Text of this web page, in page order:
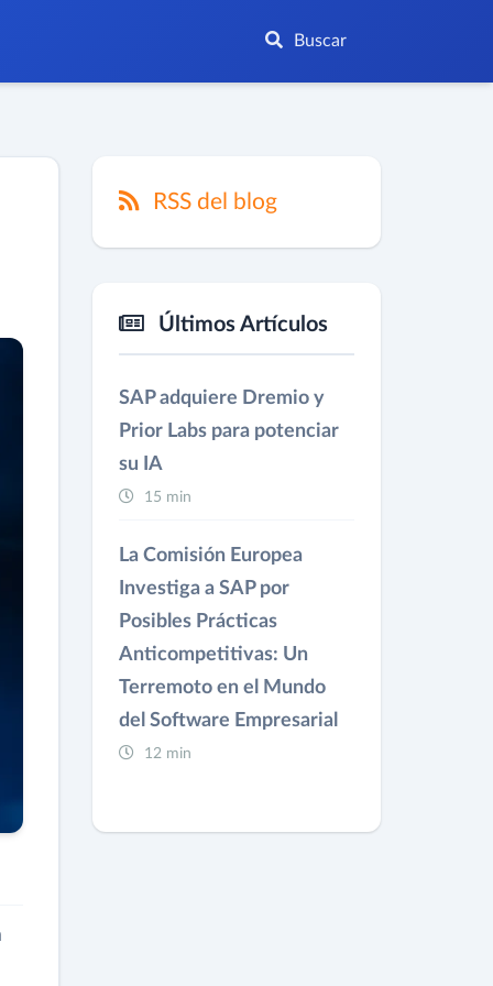
Buscar
RSS del blog
Últimos Artículos
SAP adquiere Dremio y
Prior Labs para potenciar
su IA
15 min
La Comisión Europea
Investiga a SAP por
Posibles Prácticas
Anticompetitivas: Un
Terremoto en el Mundo
del Software Empresarial
12 min